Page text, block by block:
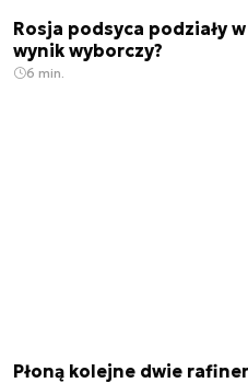
Rosja podsyca podziały
wynik wyborczy?
6 min.
Płoną kolejne dwie